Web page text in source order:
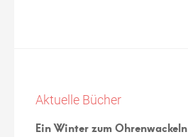
Aktuelle Bücher
Ein Winter zum Ohrenwackeln